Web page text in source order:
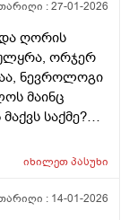
დასჭირდა
:27-01-2026
ღორის
ორჯერ
ნევროლოგი
მაინც
საქმე?
წინანსწარ
იხილეთპასუხი
: 14-01-2026